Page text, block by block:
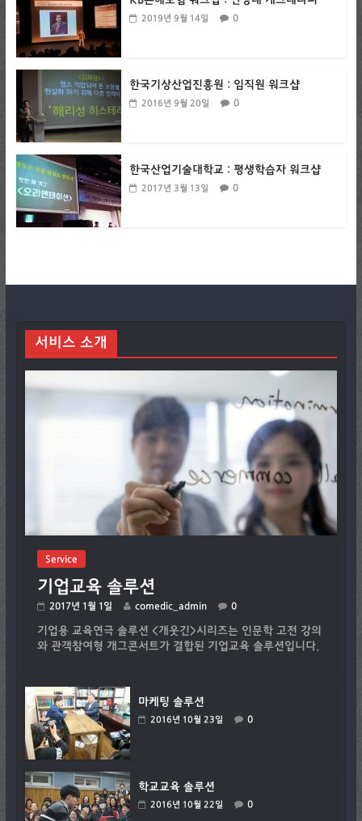
2019년 9월 14일 0
한국기상산업진흥원 : 임직원 워크샵
2016년 9월 20일 0
한국산업기술대학교 : 평생학습자 워크샵
2017년 3월 13일 0
서비스 소개
Service
기업교육 솔루션
2017년 1월 1일 comedic_admin 0
기업용 교육연극 솔루션 <개웃긴>시리즈는 인문학 고전 강의
와 관객참여형 개그콘서트가 결합된 기업교육 솔루션입니다.
마케팅 솔루션
2016년 10월 23일 0
학교교육 솔루션
2016년 10월 22일 0